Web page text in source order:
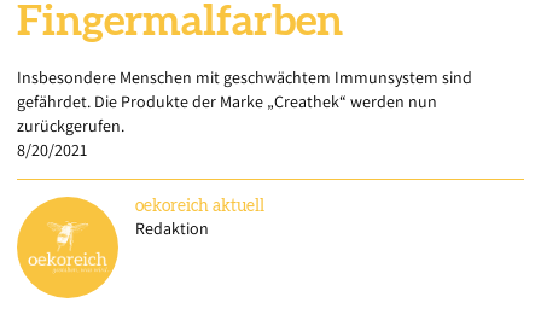
Fingermalfarben
Insbesondere Menschen mit geschwächtem Immunsystem sind
gefährdet. Die Produkte der Marke „Creathek“ werden nun
zurückgerufen.
8/20/2021
oekoreich aktuell
Redaktion